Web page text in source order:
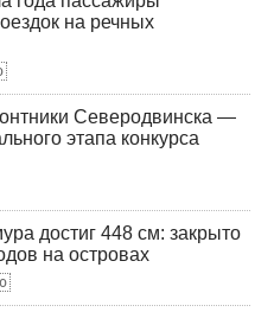
на речных
Северодвинска —
этапа конкурса
достиг 448 см: закрыто
на островах